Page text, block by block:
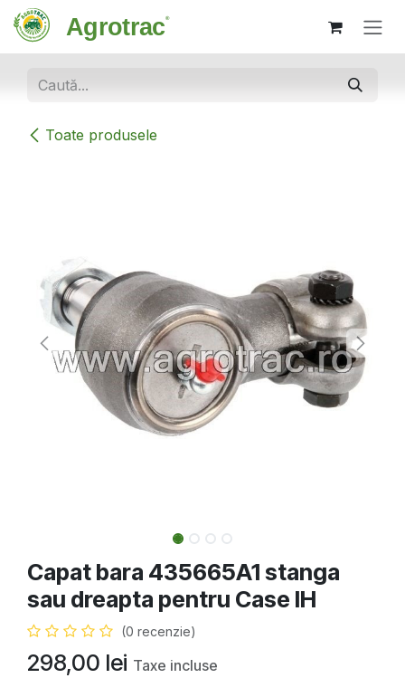
Sari la conținut
Toate produsele
Capat bara 435665A1 stanga
sau dreapta pentru Case IH
(0 recenzie)
298,00 lei Taxe incluse